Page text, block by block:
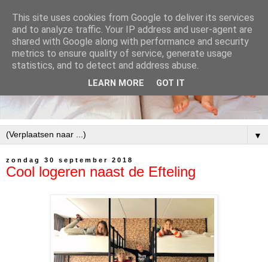
▼
zondag 30 september 2018
Cool logeren naast de Efteling
This site uses cookies from Google to deliver its services
and to analyze traffic. Your IP address and user-agent are
shared with Google along with performance and security
metrics to ensure quality of service, generate usage
statistics, and to detect and address abuse.
LEARN MORE GOT IT